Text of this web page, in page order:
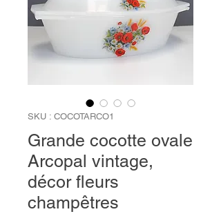
SKU : COCOTARCO1
Grande cocotte ovale
Arcopal vintage,
décor fleurs
champêtres